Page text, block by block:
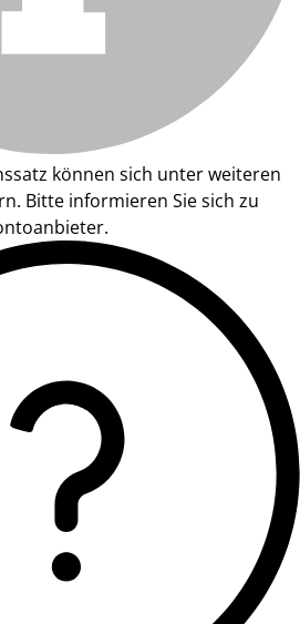
können sich unter weiteren
Bitte informieren Sie sich zu